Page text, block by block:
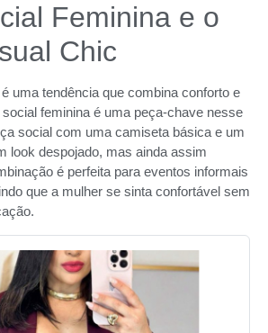
Feminina e o
Chic
uma tendência que combina conforto e
feminina é uma peça-chave nesse
social com uma camiseta básica e um
look despojado, mas ainda assim
é perfeita para eventos informais
que a mulher se sinta confortável sem